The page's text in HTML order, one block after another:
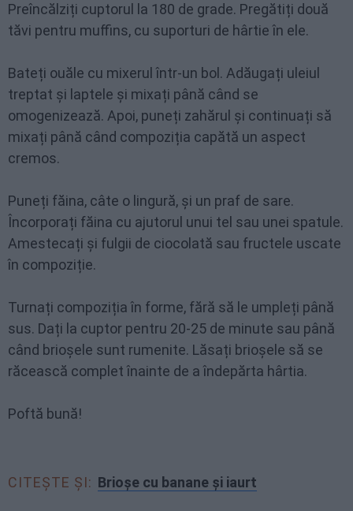
Preîncălziți cuptorul la 180 de grade. Pregătiți două
tăvi pentru muffins, cu suporturi de hârtie în ele.
Bateți ouăle cu mixerul într-un bol. Adăugați uleiul
treptat și laptele și mixați până când se
omogenizează. Apoi, puneți zahărul și continuați să
mixați până când compoziția capătă un aspect
cremos.
Puneți făina, câte o lingură, și un praf de sare.
Încorporați făina cu ajutorul unui tel sau unei spatule.
Amestecați și fulgii de ciocolată sau fructele uscate
în compoziție.
Turnați compoziția în forme, fără să le umpleți până
sus. Dați la cuptor pentru 20-25 de minute sau până
când brioșele sunt rumenite. Lăsați brioșele să se
răcească complet înainte de a îndepărta hârtia.
Poftă bună!
CITEȘTE ȘI: Brioșe cu banane și iaurt